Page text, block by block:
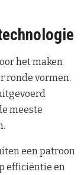
het maken
ronde vormen.
meeste
een patroon
efficiëntie en